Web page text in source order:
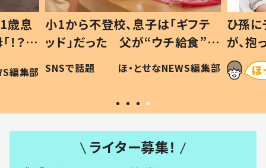
フテ
食”を
編集部
ひ孫にデレデレな80歳じいじ
が、抱っこすると…ひ孫の反応に
「涙が出ました」「可愛くて仕方な
い」
ほ・とせなNEWS編集部
ライター募集！